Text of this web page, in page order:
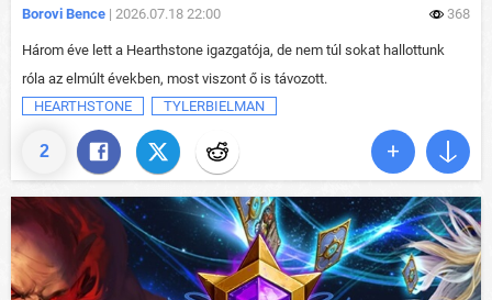
2
Borovi Bence | 2026.07.18 22:00 368
Három éve lett a Hearthstone igazgatója, de nem túl sokat hallottunk
róla az elmúlt években, most viszont ő is távozott.
HEARTHSTONE
TYLERBIELMAN